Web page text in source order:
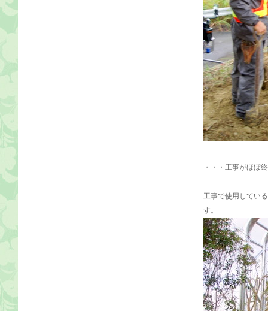
・・・工事がほぼ
工事で使用してい
す。